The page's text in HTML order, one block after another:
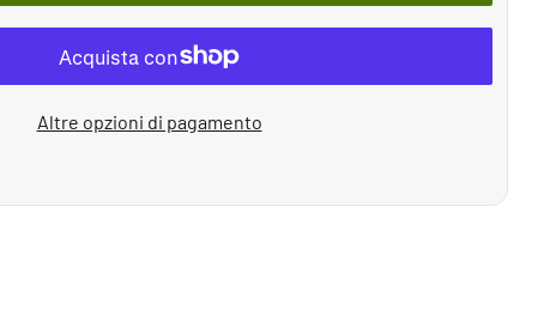
Altre opzioni di pagamento